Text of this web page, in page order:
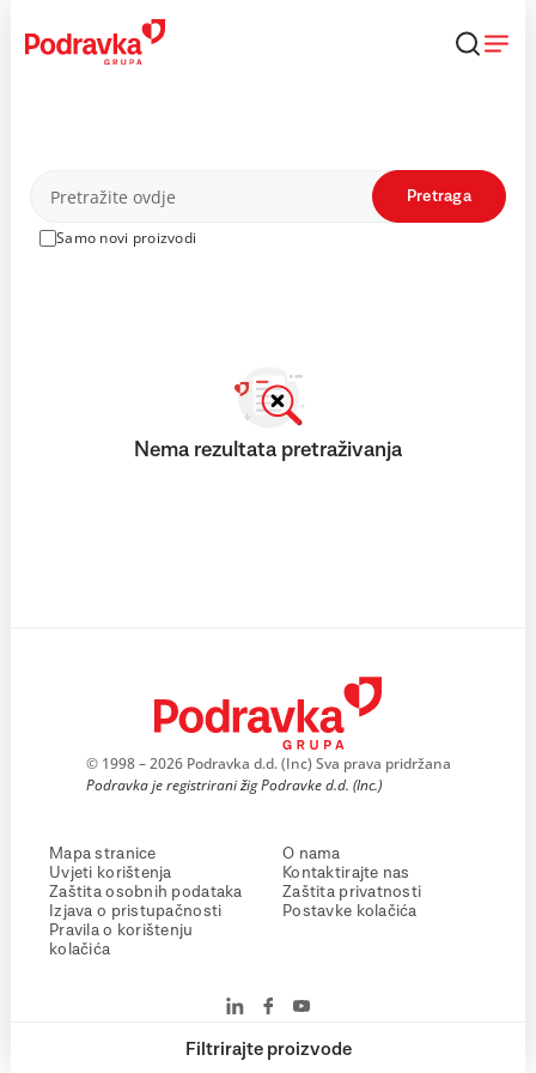
content
Proizvodi
Samo novi proizvodi
Pretraga
Filtrirajte proizvode
Nema rezultata pretraživanja
© 1998 – 2026 Podravka d.d. (Inc) Sva prava pridržana
Podravka je registrirani žig Podravke d.d. (Inc.)
Mapa stranice
Uvjeti korištenja
Zaštita osobnih podataka
Izjava o pristupačnosti
Pravila o korištenju
kolačića
O nama
Kontaktirajte nas
Zaštita privatnosti
Postavke kolačića